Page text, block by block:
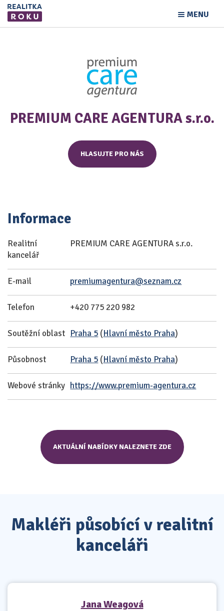
MENU
PREMIUM CARE AGENTURA s.r.o.
HLASUJTE PRO NÁS
Informace
Realitní
kancelář
PREMIUM CARE AGENTURA s.r.o.
E-mail premiumagentura@seznam.cz
Telefon +420 775 220 982
Soutěžní oblast Praha 5 (Hlavní město Praha)
Působnost Praha 5 (Hlavní město Praha)
Webové stránky https://www.premium-agentura.cz
AKTUÁLNÍ NABÍDKY NALEZNETE ZDE
Makléři působící v realitní
kanceláři
Jana Weagová